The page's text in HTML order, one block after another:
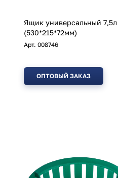
Ящик универсальный 7,5л
(530*215*72мм)
Арт. 008746
ОПТОВЫЙ ЗАКАЗ